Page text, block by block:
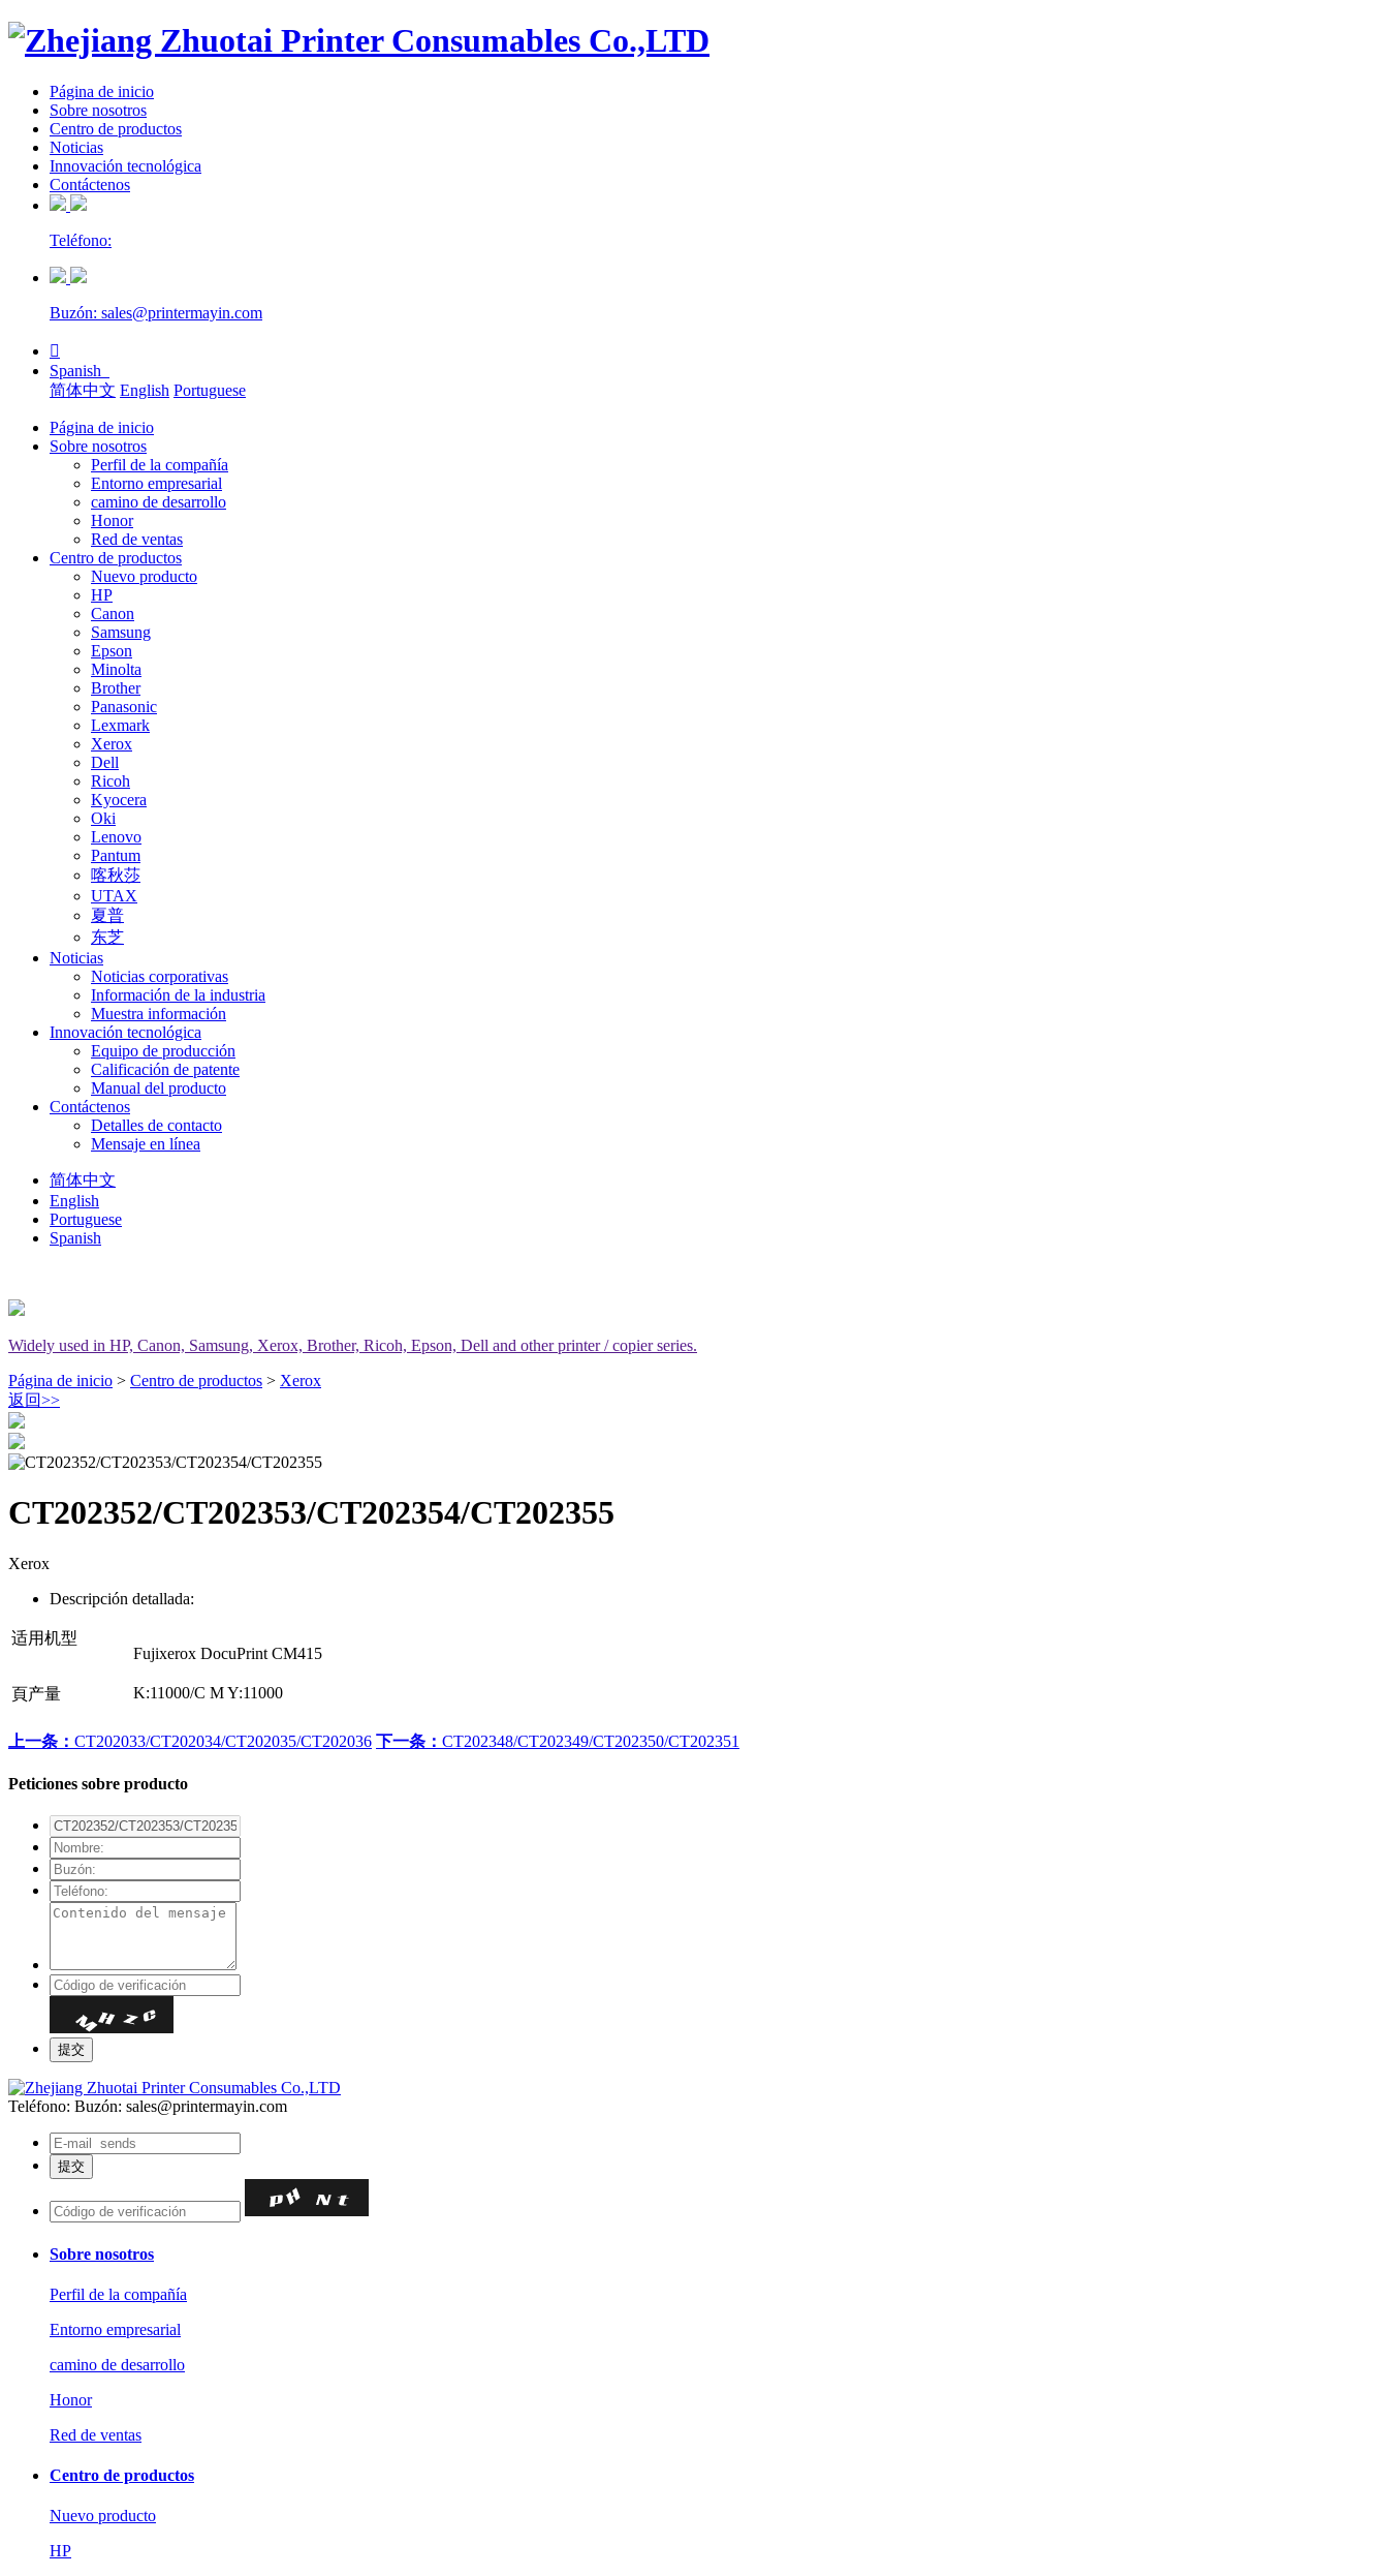
Página de inicio
Sobre nosotros
Centro de productos
Noticias
Innovación tecnológica
Contáctenos
Teléfono:
Buzón: sales@printermayin.com

Spanish
简体中文 English Portuguese
Página de inicio
Sobre nosotros
Perfil de la compañía
Entorno empresarial
camino de desarrollo
Honor
Red de ventas
Centro de productos
Nuevo producto
HP
Canon
Samsung
Epson
Minolta
Brother
Panasonic
Lexmark
Xerox
Dell
Ricoh
Kyocera
Oki
Lenovo
Pantum
喀秋莎
UTAX
夏普
东芝
Noticias
Noticias corporativas
Información de la industria
Muestra información
Innovación tecnológica
Equipo de producción
Calificación de patente
Manual del producto
Contáctenos
Detalles de contacto
Mensaje en línea
简体中文
English
Portuguese
Spanish
Widely used in HP, Canon, Samsung, Xerox, Brother, Ricoh, Epson, Dell and other printer / copier series.
Página de inicio > Centro de productos > Xerox
返回>>
CT202352/CT202353/CT202354/CT202355
Xerox
Descripción detallada:
适用机型
Fujixerox DocuPrint CM415
頁产量 K:11000/C M Y:11000
上一条： CT202033/CT202034/CT202035/CT202036 下一条： CT202348/CT202349/CT202350/CT202351
Peticiones sobre producto
Teléfono: Buzón: sales@printermayin.com
Sobre nosotros
Perfil de la compañía
Entorno empresarial
camino de desarrollo
Honor
Red de ventas
Centro de productos
Nuevo producto
HP